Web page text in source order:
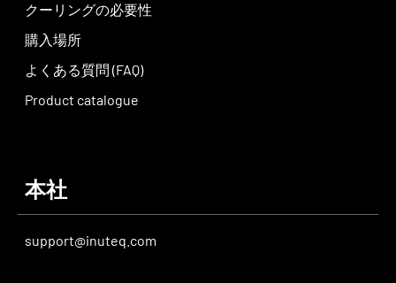
クーリングの必要性
購入場所
よくある質問 (FAQ)
Product catalogue
本社
support@inuteq.com